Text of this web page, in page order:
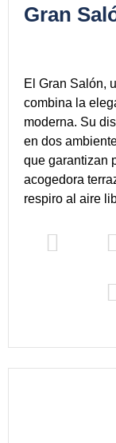
Gran
El Gran Salón,
combina la
moderna. Su
en dos
que garantizan
acogedora
respiro al aire